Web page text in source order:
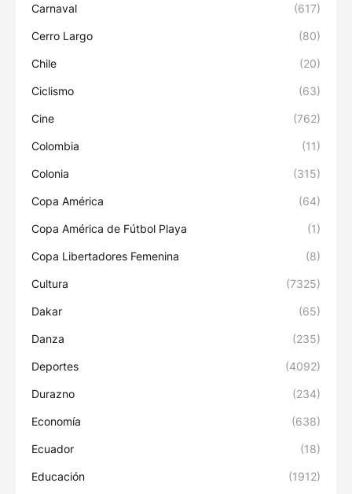
Carnaval (617)
Cerro Largo (80)
Chile (20)
Ciclismo (63)
Cine (762)
Colombia (11)
Colonia (315)
Copa América (64)
Copa América de Fútbol Playa (1)
Copa Libertadores Femenina (8)
Cultura (7325)
Dakar (65)
Danza (235)
Deportes (4092)
Durazno (234)
Economía (638)
Ecuador (18)
Educación (1912)